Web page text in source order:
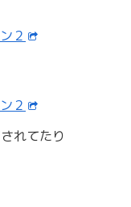
２
２
れてたり